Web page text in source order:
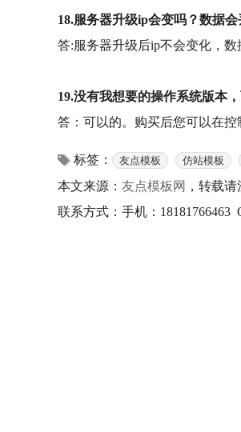
18.服务器升级ip会变吗？数据
答:服务器升级后ip不会变化，
19.没有我想要的操作系统版本
答：可以的。购买后您可以在控
标签： 友点模板 仿站模板
本文来源： 友点模板网 ，转载
联系方式：手机：18181766463